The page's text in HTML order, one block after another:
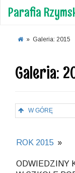
Parafia
» Galeria: 2015
Galeria:
W GÓRĘ
ROK 2015 »
ODWIEDZINY